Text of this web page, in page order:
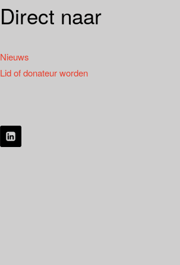
Direct naar
Nieuws
Lid of donateur worden